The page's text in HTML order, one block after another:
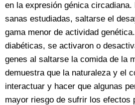
en la expresión génica circadiana.
sanas estudiadas, saltarse el
gama menor de actividad
diabéticas, se activaron o
genes al saltarse la comida de la
demuestra que la naturaleza y el
interactuar y hacer que algunas
mayor riesgo de sufrir los efectos